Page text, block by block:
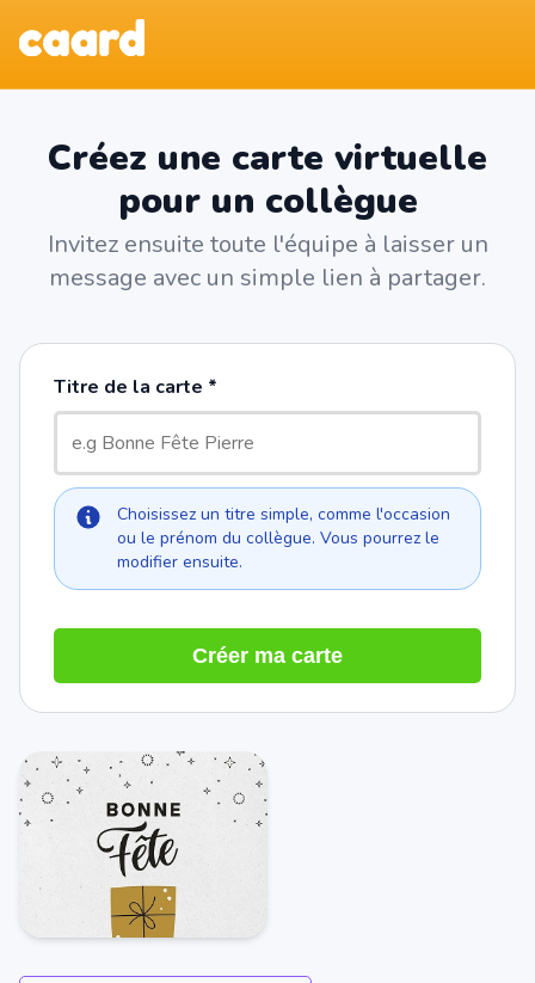
Créez une carte virtuelle
pour un collègue
Invitez ensuite toute l'équipe à laisser un
message avec un simple lien à partager.
Titre de la carte
Choisissez un titre simple, comme l'occasion
ou le prénom du collègue. Vous pourrez le
modifier ensuite.
Créer ma carte